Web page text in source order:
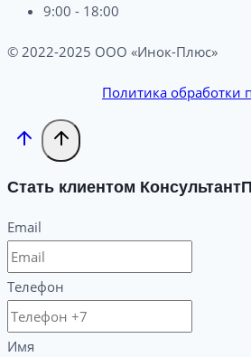
9:00 - 18:00
© 2022-2025 ООО «Инок-Плюс»
Политика обработки
Стать клиентом
Email
Телефон
Имя